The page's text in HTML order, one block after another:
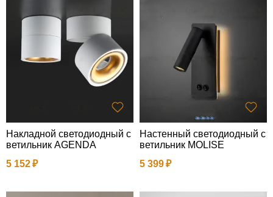
Накладной светодиодный с
ветильник AGENDA
5 152
Настенный светодиодный с
ветильник MOLISE
5 399